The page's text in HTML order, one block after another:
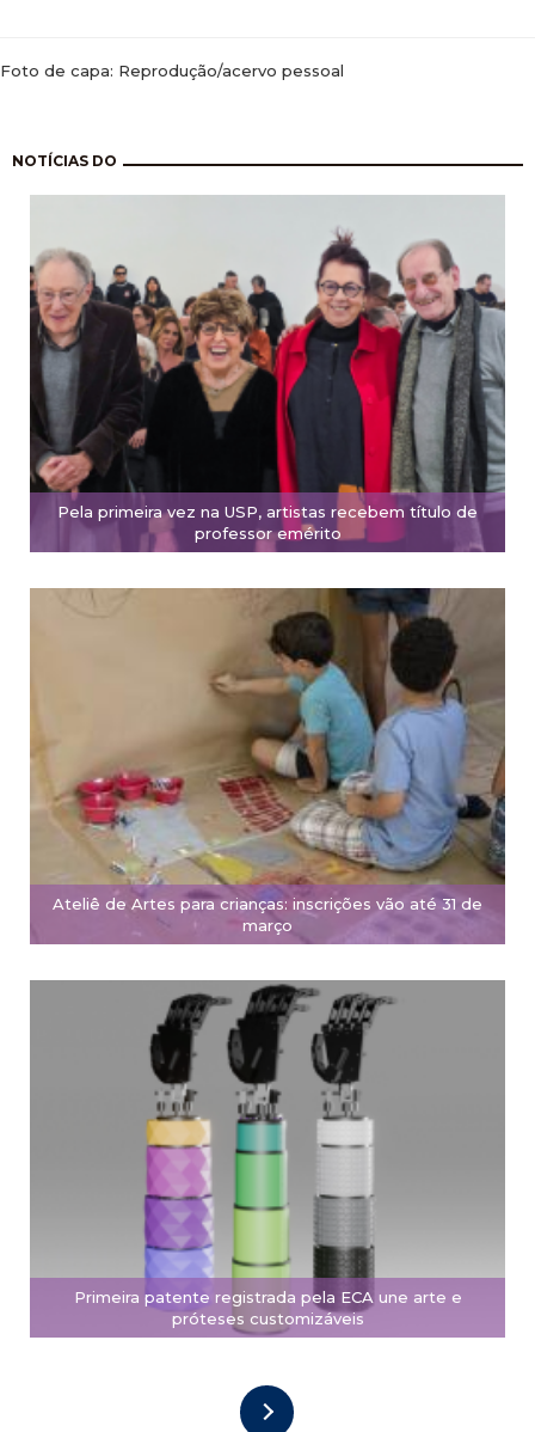
Foto de capa: Reprodução/acervo pessoal
NOTÍCIAS DO
Pela primeira vez na USP, artistas recebem título de
professor emérito
Ateliê de Artes para crianças: inscrições vão até 31 de
março
Primeira patente registrada pela ECA une arte e
próteses customizáveis
Paginação